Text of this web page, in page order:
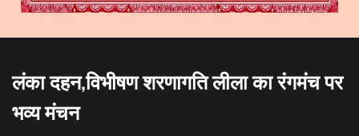
लंका दहन,विभीषण शरणागति लीला का रंगमंच पर
भव्य मंचन